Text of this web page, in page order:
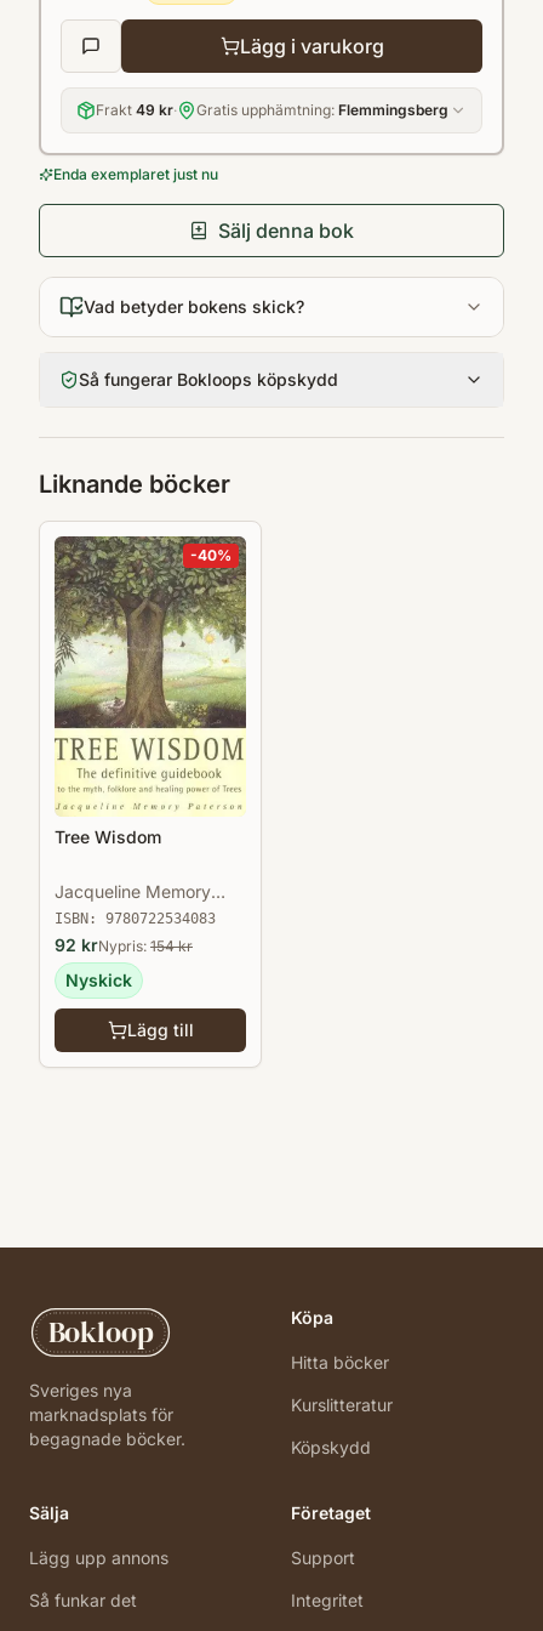
Lägg i varukorg
Frakt 49 kr· Gratis upphämtning: Flemmingsberg
Enda exemplaret just nu
Sälj denna bok
Vad betyder bokens skick?
Så fungerar Bokloops köpskydd
Liknande böcker
-40%
Tree Wisdom
Jacqueline Memory
Paterson
ISBN: 9780722534083
92 krNypris: 154kr
Nyskick
Lägg till
Bokloop
Sveriges nya
marknadsplats för
begagnade böcker.
Köpa
Hitta böcker
Kurslitteratur
Köpskydd
Sälja
Lägg upp annons
Så funkar det
Företaget
Support
Integritet